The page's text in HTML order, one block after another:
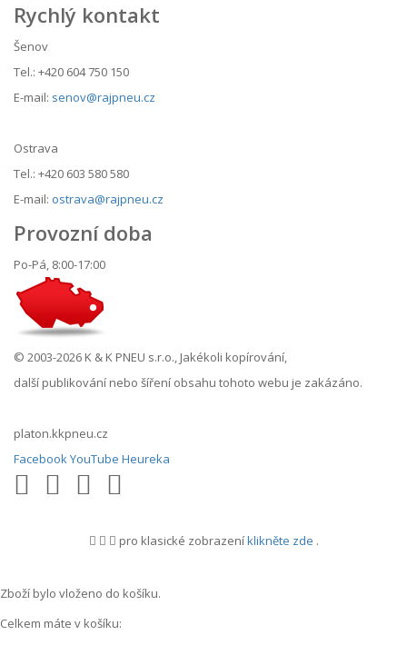
Rychlý kontakt
Šenov
Tel.: +420 604 750 150
E-mail: senov@rajpneu.cz
Ostrava
Tel.: +420 603 580 580
E-mail: ostrava@rajpneu.cz
Provozní doba
Po-Pá, 8:00-17:00
© 2003-2026 K & K PNEU s.r.o., Jakékoli kopírování,
další publikování nebo šíření obsahu tohoto webu je zakázáno.
platon.kkpneu.cz
FacebookYouTube Heureka
pro klasické zobrazeníklikněte zde .
Zboží bylo vloženo do košíku.
Celkem máte v košíku: